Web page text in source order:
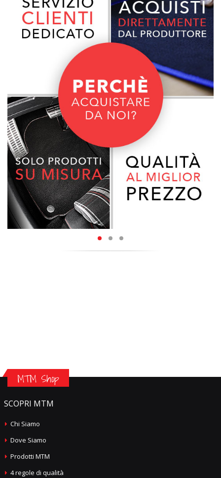
MTM Shop
SCOPRI MTM
Chi Siamo
Dove Siamo
Prodotti MTM
4 regole di qualità